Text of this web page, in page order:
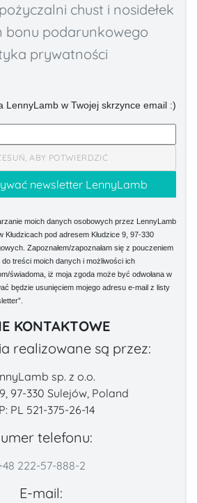
chust i nosidełek
bonu podarunkowego
prywatności
LennyLamb w Twojej skrzynce email :)
ABY POTWIERDZIĆ
moich danych osobowych przez LennyLamb
Kłudzicach pod adresem Kłudzice 9, 97-330
Zapoznałem/zapoznałam się z pouczeniem
treści moich danych i możliwości ich
świadoma, iż moja zgoda może być odwołana w
będzie usunięciem mojego adresu e-mail z listy
KONTAKTOWE
realizowane są przez:
sp. z o.o.
97-330 Sulejów, Poland
PL 521-375-26-14
telefonu:
222-57-888-2
E-mail: